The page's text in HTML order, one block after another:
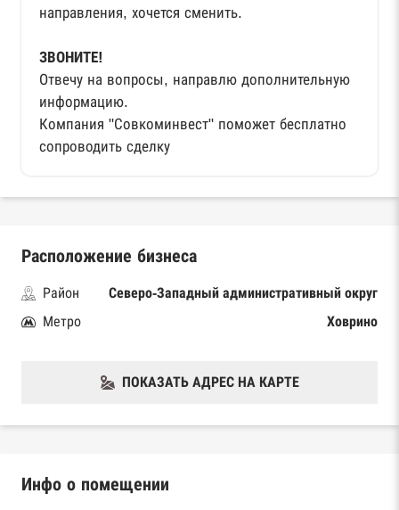
направления, хочется сменить.
ЗВОНИТЕ!
Отвечу на вопросы, направлю дополнительную
информацию.
Компания "Совкоминвест" поможет бесплатно
сопроводить сделку
Расположение бизнеса
Район
Северо-Западный административный округ
Метро
Ховрино
ПОКАЗАТЬ АДРЕС НА КАРТЕ
Инфо о помещении